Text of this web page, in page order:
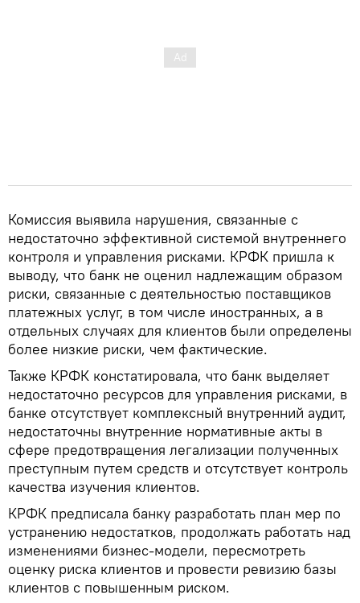
Комиссия выявила нарушения, связанные с
недостаточно эффективной системой внутреннего
контроля и управления рисками. КРФК пришла к
выводу, что банк не оценил надлежащим образом
риски, связанные с деятельностью поставщиков
платежных услуг, в том числе иностранных, а в
отдельных случаях для клиентов были определены
более низкие риски, чем фактические.
Также КРФК констатировала, что банк выделяет
недостаточно ресурсов для управления рисками, в
банке отсутствует комплексный внутренний аудит,
недостаточны внутренние нормативные акты в
сфере предотвращения легализации полученных
преступным путем средств и отсутствует контроль
качества изучения клиентов.
КРФК предписала банку разработать план мер по
устранению недостатков, продолжать работать над
изменениями бизнес-модели, пересмотреть
оценку риска клиентов и провести ревизию базы
клиентов с повышенным риском.